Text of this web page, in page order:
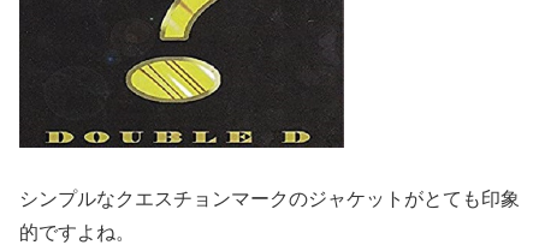
シンプルなクエスチョンマークのジャケットがとても印象
的ですよね。